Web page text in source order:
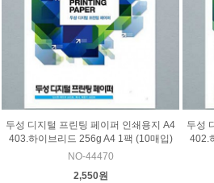
두성 디지털 프린팅 페이퍼 인쇄용지 A4
403.하이브리드 256g A4 1팩 (10매입)
NO-44470
2,550원
두성
402.